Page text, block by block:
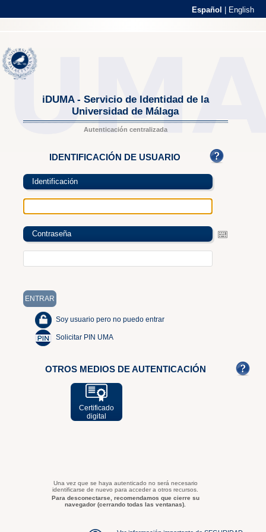
Español English
iDUMA - Servicio de Identidad de la
Universidad de Málaga
Autenticación centralizada
IDENTIFICACIÓN DE USUARIO
Identificación
Contraseña
Soy usuario pero no puedo entrar
Solicitar PIN UMA
OTROS MEDIOS DE AUTENTICACIÓN
Certificado
digital
Una vez que se haya autenticado no será necesario
identificarse de nuevo para acceder a otros recursos.
Para desconectarse, recomendamos que cierre su
navegador (cerrando todas las ventanas).